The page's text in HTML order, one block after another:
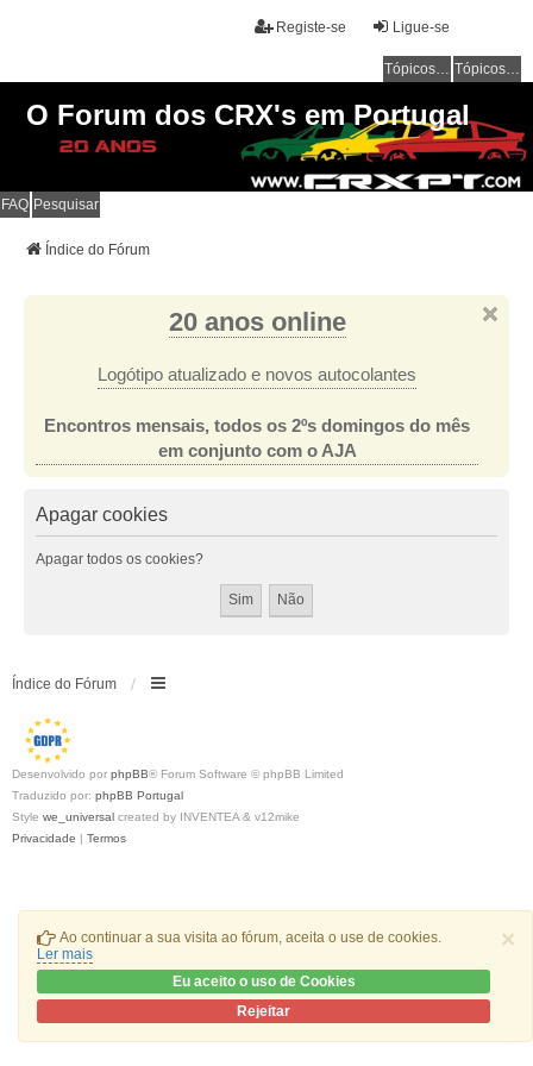
×
Ao continuar a sua visita ao fórum, aceita o use de cookies.
Ler mais
Eu aceito o uso de Cookies
Rejeitar
Ligue-se
Registe-se
Tópicos sem resposta Tópicos ativos
O Forum dos CRX's em Portugal
FAQ Pesquisar
Índice do Fórum
20 anos online
Logótipo atualizado e novos autocolantes
Encontros mensais, todos os 2ºs domingos do mês
em conjunto com o AJA
Apagar cookies
Apagar todos os cookies?
Índice do Fórum
Desenvolvido por phpBB® Forum Software © phpBB Limited
Traduzido por: phpBB Portugal
Style we_universal created by INVENTEA & v12mike
Privacidade | Termos